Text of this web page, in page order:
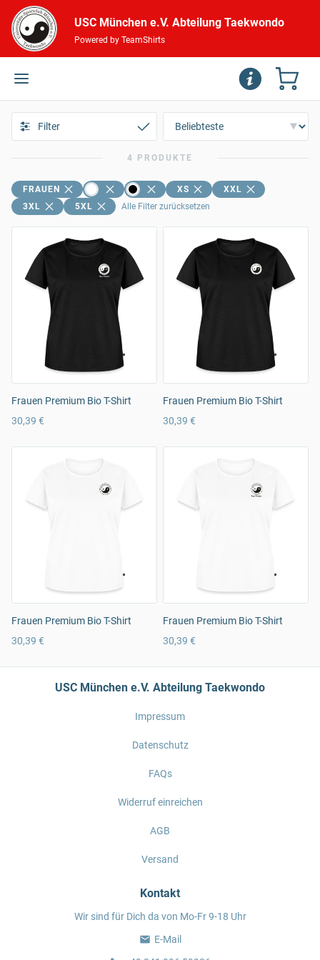
USC München e.V. Abteilung Taekwondo
Powered by TeamShirts
Filter
4 PRODUKTE
FRAUEN XS
XXL
3XL
5XL Alle Filter zurücksetzen
Frauen Premium Bio T-Shirt
30,39 €
Frauen Premium Bio T-Shirt
30,39 €
Frauen Premium Bio T-Shirt
30,39 €
Frauen Premium Bio T-Shirt
30,39 €
USC München e.V. Abteilung Taekwondo
Impressum
Datenschutz
FAQs
Widerruf einreichen
AGB
Versand
Kontakt
Wir sind für Dich da von Mo-Fr 9-18 Uhr
E-Mail